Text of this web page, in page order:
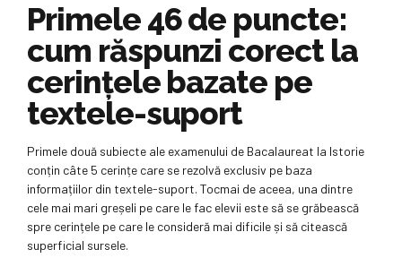
Primele 46 de puncte:
cum răspunzi corect la
cerințele bazate pe
textele-suport
Primele două subiecte ale examenului de Bacalaureat la Istorie
conțin câte 5 cerințe care se rezolvă exclusiv pe baza
informațiilor din textele-suport. Tocmai de aceea, una dintre
cele mai mari greșeli pe care le fac elevii este să se grăbească
spre cerințele pe care le consideră mai dificile și să citească
superficial sursele.